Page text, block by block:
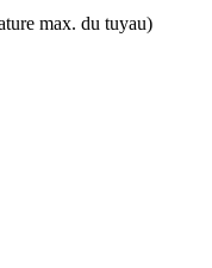
max. du tuyau)